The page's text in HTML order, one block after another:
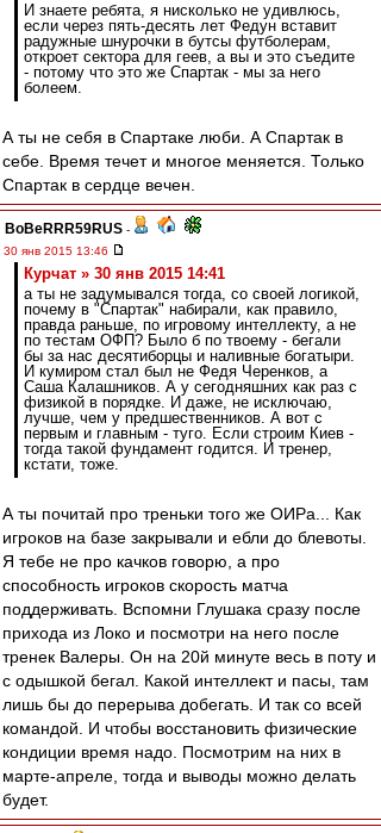
И знаете ребята, я нисколько не удивлюсь,
если через пять-десять лет Федун вставит
радужные шнурочки в бутсы футболерам,
откроет сектора для геев, а вы и это съедите
- потому что это же Спартак - мы за него
болеем.
А ты не себя в Спартаке люби. А Спартак в
себе. Время течет и многое меняется. Только
Спартак в сердце вечен.
BoBeRRR59RUS -
30 янв 2015 13:46
Курчат » 30 янв 2015 14:41
а ты не задумывался тогда, со своей логикой,
почему в "Спартак" набирали, как правило,
правда раньше, по игровому интеллекту, а не
по тестам ОФП? Было б по твоему - бегали
бы за нас десятиборцы и наливные богатыри.
И кумиром стал был не Федя Черенков, а
Саша Калашников. А у сегодняшних как раз с
физикой в порядке. И даже, не исключаю,
лучше, чем у предшественников. А вот с
первым и главным - туго. Если строим Киев -
тогда такой фундамент годится. И тренер,
кстати, тоже.
А ты почитай про треньки того же ОИРа... Как
игроков на базе закрывали и ебли до блевоты.
Я тебе не про качков говорю, а про
способность игроков скорость матча
поддерживать. Вспомни Глушака сразу после
прихода из Локо и посмотри на него после
тренек Валеры. Он на 20й минуте весь в поту и
с одышкой бегал. Какой интеллект и пасы, там
лишь бы до перерыва добегать. И так со всей
командой. И чтобы восстановить физические
кондиции время надо. Посмотрим на них в
марте-апреле, тогда и выводы можно делать
будет.